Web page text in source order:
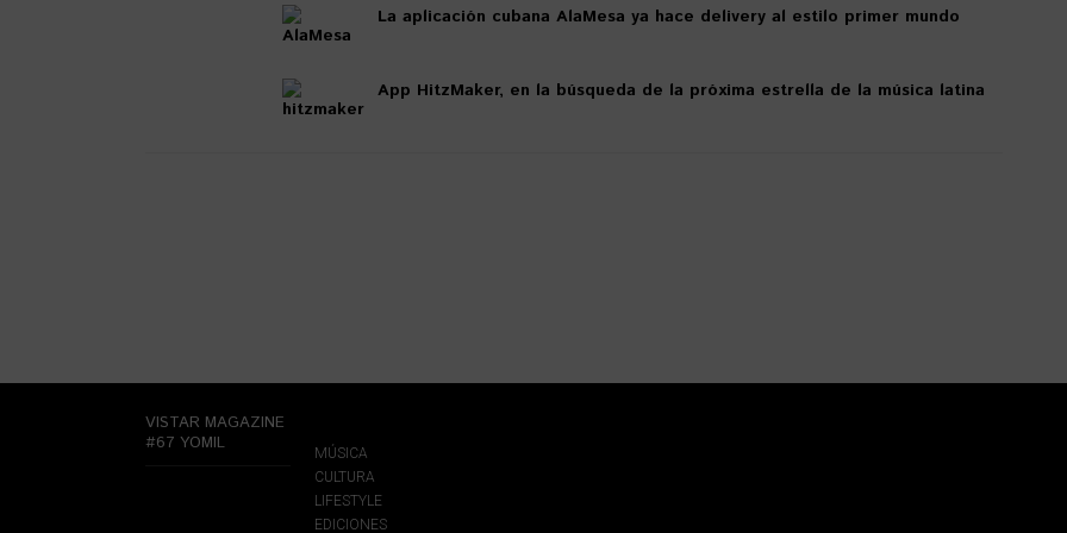
La aplicación cubana AlaMesa ya hace delivery al estilo primer mundo
App HitzMaker, en la búsqueda de la próxima estrella de la música latina
VISTAR MAGAZINE
#67 YOMIL
MÚSICA
CULTURA
LIFESTYLE
EDICIONES